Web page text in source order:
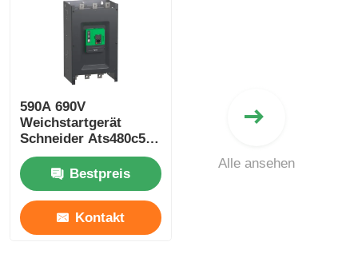
590A 690V
Weichstartgerät
Schneider Ats480c59y
Elektrischer
Weichstarter für
Industrie
Bestpreis
Kontakt
Alle ansehen